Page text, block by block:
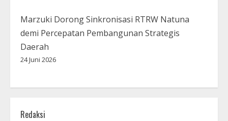
Marzuki Dorong Sinkronisasi RTRW Natuna
demi Percepatan Pembangunan Strategis
Daerah
24 Juni 2026
Redaksi